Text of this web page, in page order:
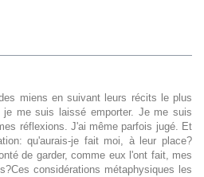
miens en suivant leurs récits le plus
je me suis laissé emporter. Je me suis
réflexions. J'ai même parfois jugé. Et
qu'aurais-je fait moi, à leur place?
de garder, comme eux l'ont fait, mes
considérations métaphysiques les